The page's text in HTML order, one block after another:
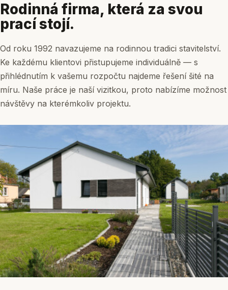
Rodinná firma, která za svou
prací stojí.
Od roku 1992 navazujeme na rodinnou tradici stavitelství.
Ke každému klientovi přistupujeme individuálně — s
přihlédnutím k vašemu rozpočtu najdeme řešení šité na
míru. Naše práce je naší vizitkou, proto nabízíme možnost
návštěvy na kterémkoliv projektu.